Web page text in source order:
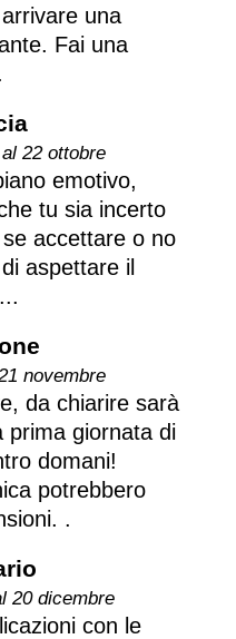
una
Fai una
22 ottobre
emotivo,
tu sia incerto
accettare o no
aspettare il
novembre
da chiarire sarà
prima giornata di
domani!
potrebbero
.
20 dicembre
con le